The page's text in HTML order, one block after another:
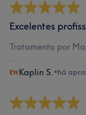
Excelentes
Tratamento por
Kaplin S. •há